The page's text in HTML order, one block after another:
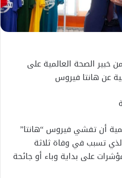
خبير الصحة العالمية على
عن هانتا فيروس
أن تفشي فيروس “هانتا”
تسبب في وفاة ثلاثة
على بداية وباء أو جائحة